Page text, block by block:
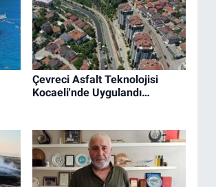
Çevreci Asfalt Teknolojisi
Kocaeli'nde Uygulandı…